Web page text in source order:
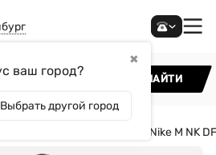
✖
ваш город?
Выбрать другой город
НАЙТИ
Лонгслив Nike M NK